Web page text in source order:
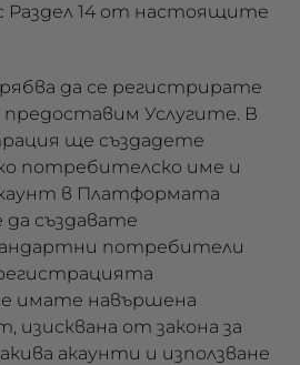
14 от настоящите
да се регистрирате
предоставим Услугите. В
ще създадете
потребителско име и
в Платформата
създавате
потребители
регистрацията
имате навършена
изисквана от закона за
акаунти и използване